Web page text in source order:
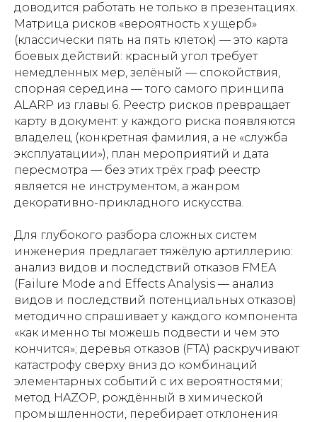
доводится работать не только в презентациях.
Матрица рисков «вероятность x ущерб»
(классически пять на пять клеток) — это карта
боевых действий: красный угол требует
немедленных мер, зелёный — спокойствия,
спорная середина — того самого принципа
ALARP из главы 6. Реестр рисков превращает
карту в документ: у каждого риска появляются
владелец (конкретная фамилия, а не «служба
эксплуатации»), план мероприятий и дата
пересмотра — без этих трёх граф реестр
является не инструментом, а жанром
декоративно-прикладного искусства.
Для глубокого разбора сложных систем
инженерия предлагает тяжёлую артиллерию:
анализ видов и последствий отказов FMEA
(Failure Mode and Effects Analysis — анализ
видов и последствий потенциальных отказов)
методично спрашивает у каждого компонента
«как именно ты можешь подвести и чем это
кончится»; деревья отказов (FTA) раскручивают
катастрофу сверху вниз до комбинаций
элементарных событий с их вероятностями;
метод HAZOP, рождённый в химической
промышленности, перебирает отклонения